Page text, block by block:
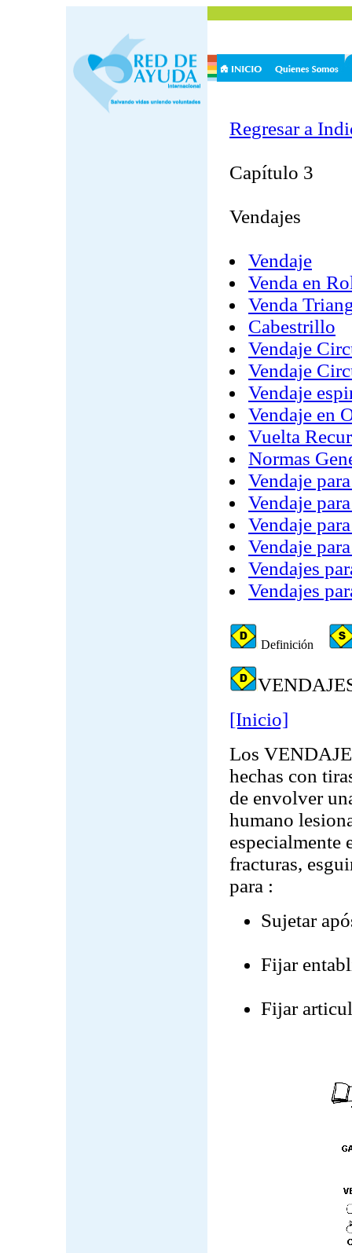
Regresar a
Capítulo 3
Vendajes
Vendaje
Venda en
Venda
Cabestrillo
Vendaje
Vendaje
Vendaje
Vendaje en
Vuelta
Normas
Vendaje
Vendaje
Vendaje
Vendaje
Vendajes
Vendajes
Definición
[Inicio]
Los
hechas con
de envolver
humano
especialmente
fracturas,
para :
Sujetar
Fijar
Fijar